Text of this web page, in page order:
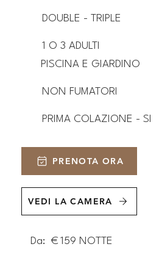
DOUBLE - TRIPLE
1 O 3 ADULTI
PISCINA E GIARDINO
NON FUMATORI
PRIMA COLAZIONE - SI
PRENOTA ORA
VEDI LA CAMERA
Da: € 159 NOTTE